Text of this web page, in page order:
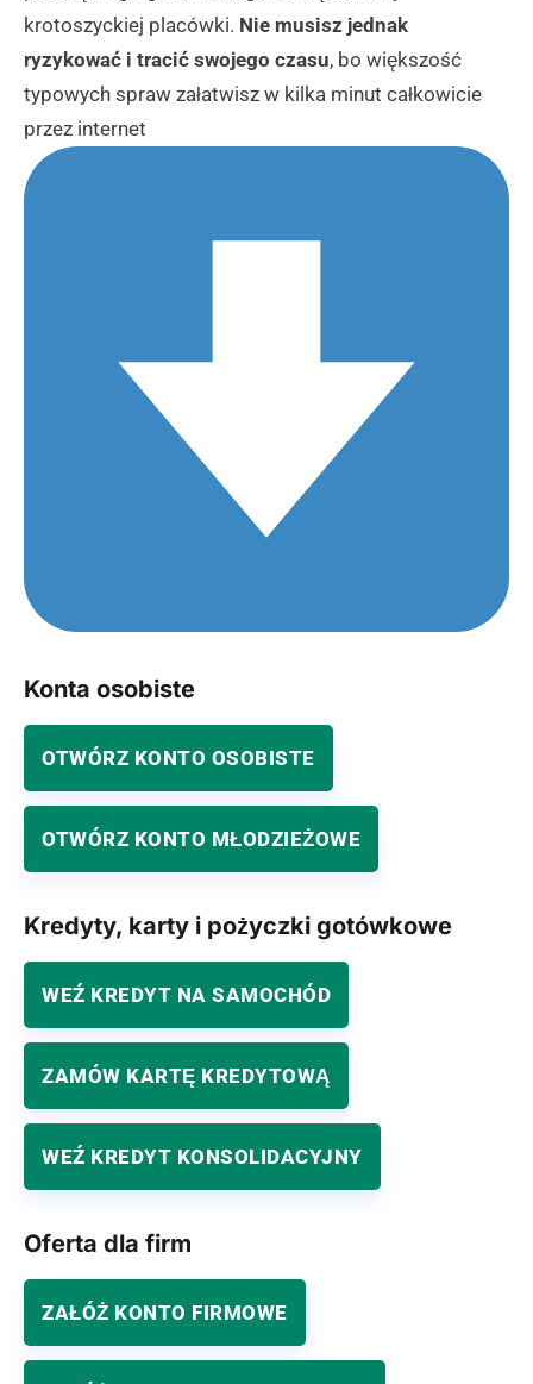
krotoszyckiej placówki. Nie musisz jednak
ryzykować i tracić swojego czasu, bo większość
typowych spraw załatwisz w kilka minut całkowicie
przez internet
Konta osobiste
OTWÓRZ KONTO OSOBISTE
OTWÓRZ KONTO MŁODZIEŻOWE
Kredyty, karty i pożyczki gotówkowe
WEŹ KREDYT NA SAMOCHÓD
ZAMÓW KARTĘ KREDYTOWĄ
WEŹ KREDYT KONSOLIDACYJNY
Oferta dla firm
ZAŁÓŻ KONTO FIRMOWE